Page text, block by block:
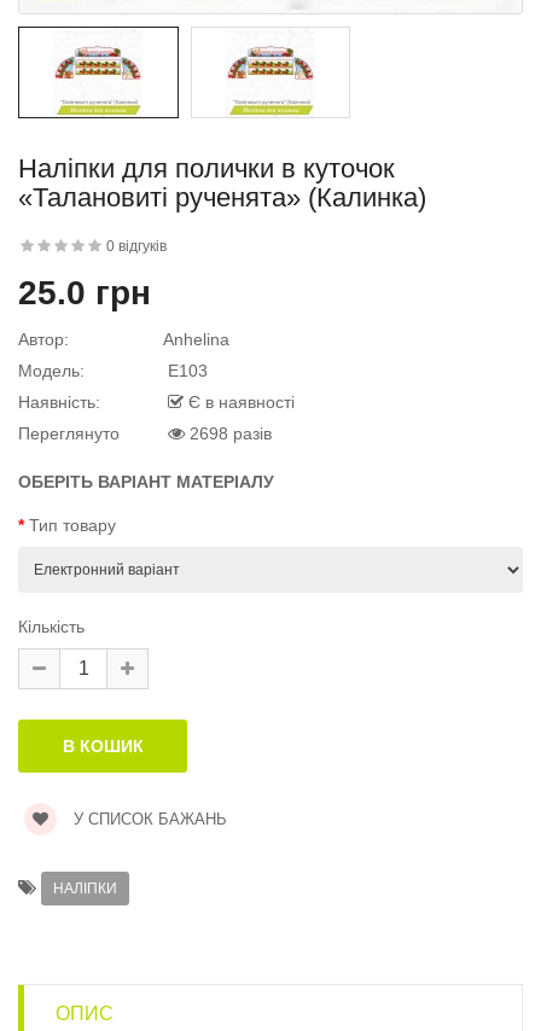
дитини»..
матеріал
матеріал
матеріал
Наліпки для полички в куточок
«Талановиті рученята» (Калинка)
0 відгуків
25.0 грн
Автор:
Anhelina
Модель:
E103
Наявність:
Є в наявності
Переглянуто
2698 разів
ОБЕРІТЬ ВАРІАНТ МАТЕРІАЛУ
Тип товару
Кількість
У СПИСОК БАЖАНЬ
НАЛІПКИ
ОПИС